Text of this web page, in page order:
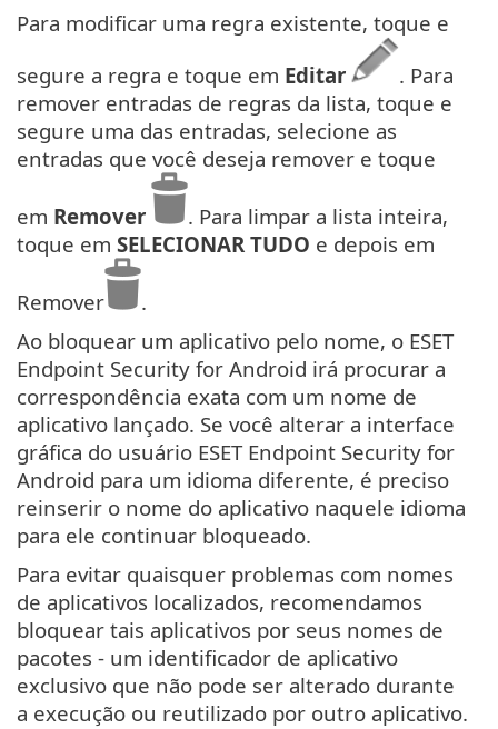
Para modificar uma regra existente, toque e
segure a regra e toque em Editar
. Para
remover entradas de regras da lista, toque e
segure uma das entradas, selecione as
entradas que você deseja remover e toque
em Remover
. Para limpar a lista inteira,
toque em SELECIONAR TUDO e depois em
Remover
.
Ao bloquear um aplicativo pelo nome, o ESET
Endpoint Security for Android irá procurar a
correspondência exata com um nome de
aplicativo lançado. Se você alterar a interface
gráfica do usuário ESET Endpoint Security for
Android para um idioma diferente, é preciso
reinserir o nome do aplicativo naquele idioma
para ele continuar bloqueado.
Para evitar quaisquer problemas com nomes
de aplicativos localizados, recomendamos
bloquear tais aplicativos por seus nomes de
pacotes - um identificador de aplicativo
exclusivo que não pode ser alterado durante
a execução ou reutilizado por outro aplicativo.